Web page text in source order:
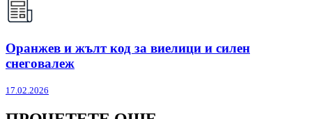
Оранжев и жълт код за виелици и силен
снеговалеж
17.02.2026